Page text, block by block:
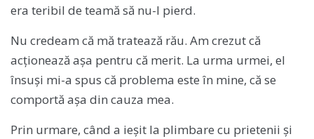
era teribil de teamă să nu-l pierd.
Nu credeam că mă tratează rău. Am crezut că
acționează așa pentru că merit. La urma urmei, el
însuși mi-a spus că problema este în mine, că se
comportă așa din cauza mea.
Prin urmare, când a ieșit la plimbare cu prietenii și